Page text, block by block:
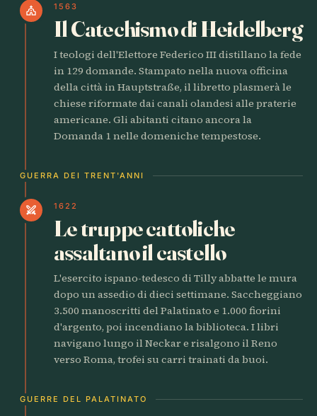
church 1563
Il Catechismo di Heidelberg
I teologi dell'Elettore Federico III distillano la fede
in 129 domande. Stampato nella nuova officina
della città in Hauptstraße, il libretto plasmerà le
chiese riformate dai canali olandesi alle praterie
americane. Gli abitanti citano ancora la
Domanda 1 nelle domeniche tempestose.
GUERRA DEI TRENT'ANNI
swords 1622
Le truppe cattoliche
assaltano il castello
L'esercito ispano-tedesco di Tilly abbatte le mura
dopo un assedio di dieci settimane. Saccheggiano
3.500 manoscritti del Palatinato e 1.000 fiorini
d'argento, poi incendiano la biblioteca. I libri
navigano lungo il Neckar e risalgono il Reno
verso Roma, trofei su carri trainati da buoi.
GUERRE DEL PALATINATO